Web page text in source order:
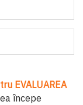
EVALUAREA
începe